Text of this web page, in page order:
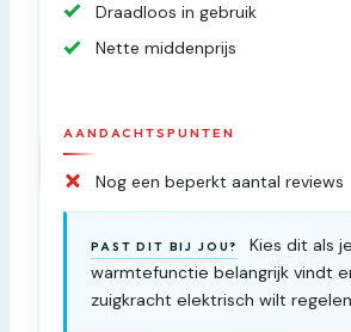
Draadloos in gebruik
Nette middenprijs
AANDACHTSPUNTEN
Nog een beperkt aantal reviews
PAST DIT BIJ JOU?
Kies dit als
warmtefunctie belangrijk vindt
zuigkracht elektrisch wilt